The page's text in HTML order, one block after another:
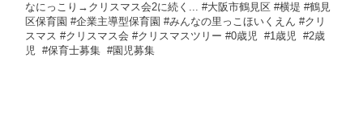
なにっこり→クリスマス会2に続く... #大阪市鶴見区 #横堤 #鶴見
区保育園 #企業主導型保育園 #みんなの里っこほいくえん #クリ
スマス #クリスマス会 #クリスマスツリー #0歳児 ⁡ #1歳児 ⁡ #2歳
児 ⁡ #保育士募集 ⁡ #園児募集